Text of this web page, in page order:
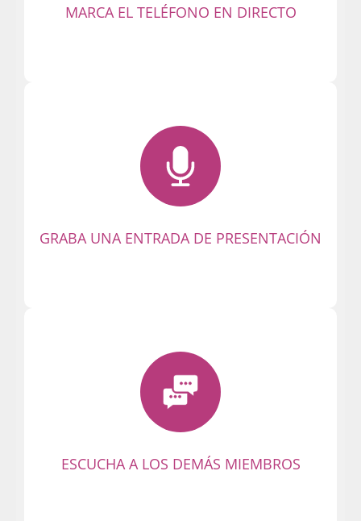
MARCA EL TELÉFONO EN DIRECTO
GRABA UNA ENTRADA DE PRESENTACIÓN
¡Haz tu presentación con un saludo
breve! La primera impresión es la que
cuenta. ¡Otros miembros podrán
escucharte y contactar contigo en
ESCUCHA A LOS DEMÁS MIEMBROS
Descubre los mensajes de otros
conectados a la Party. ¡Escucha y
contesta! ¡Empieza conversaciones